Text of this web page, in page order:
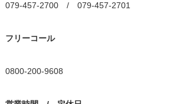
079-457-2700 / 079-457-2701
フリーコール
0800-200-9608